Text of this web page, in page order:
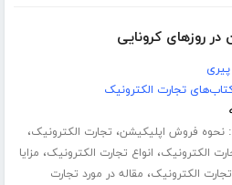
روزهای کرونایی
تجارت الکترونیک
نحوه فروش اپلیکیشن، تجارت الکترونیک،
الکترونیک، انواع تجارت الکترونیک، مزایا
الکترونیک، مقاله در مورد تجارت